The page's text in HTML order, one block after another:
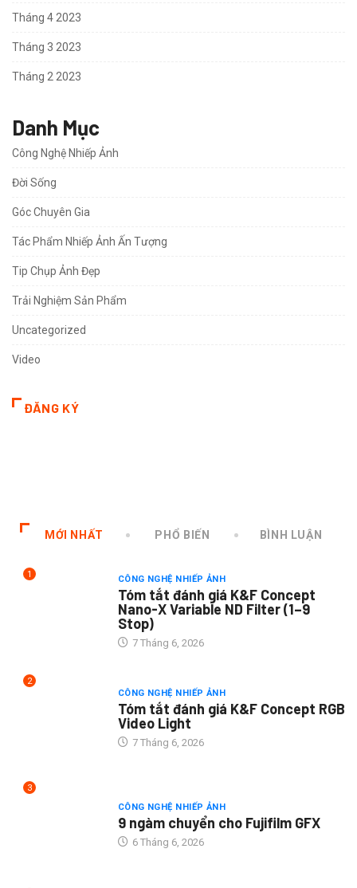
Tháng 4 2023
Tháng 3 2023
Tháng 2 2023
Danh Mục
Công Nghệ Nhiếp Ảnh
Đời Sống
Góc Chuyên Gia
Tác Phẩm Nhiếp Ảnh Ấn Tượng
Tip Chụp Ảnh Đẹp
Trải Nghiệm Sản Phẩm
Uncategorized
Video
ĐĂNG KÝ
MỚI NHẤT PHỔ BIẾN BÌNH LUẬN
1 CÔNG NGHỆ NHIẾP ẢNH
Tóm tắt đánh giá K&F Concept
Nano-X Variable ND Filter (1–9
Stop)
7 Tháng 6, 2026
2
CÔNG NGHỆ NHIẾP ẢNH
Tóm tắt đánh giá K&F Concept RGB
Video Light
7 Tháng 6, 2026
3
CÔNG NGHỆ NHIẾP ẢNH
9 ngàm chuyển cho Fujifilm GFX
6 Tháng 6, 2026